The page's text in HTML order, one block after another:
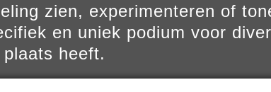
zien, experimenteren of
en uniek podium voor
heeft.